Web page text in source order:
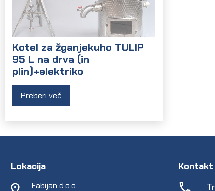
Kotel za žganjekuho TULIP
95 L na drva (in
plin)+elektriko
Preberi več
Lokacija
Fabijan d.o.o.
Kontakt